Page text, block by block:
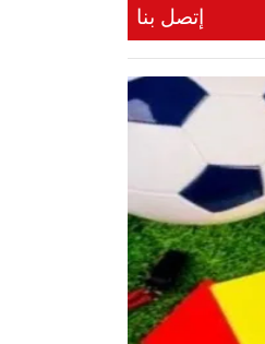
إتصل بنا